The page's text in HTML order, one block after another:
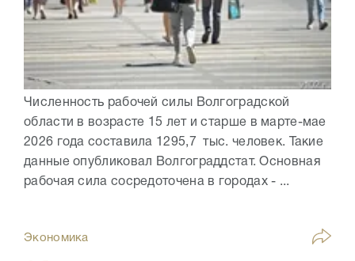
Численность рабочей силы Волгоградской
области в возрасте 15 лет и старше в марте-мае
2026 года составила 1295,7 тыс. человек. Такие
данные опубликовал Волгограддстат. Основная
рабочая сила сосредоточена в городах - ...
Экономика